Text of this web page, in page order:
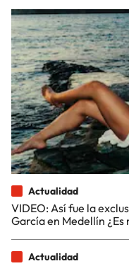
Actualidad
VIDEO: Así fue la
García en Medellín ¿Es
Actualidad